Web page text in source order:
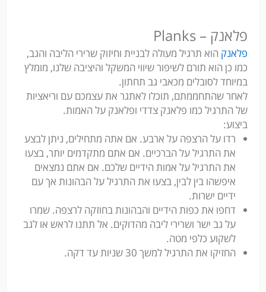
פלאנק – Planks
פלאנק הוא תרגיל מעולה לבניית וחיזוק שרירי הליבה והגב,
כמו כן הוא תורם לשיפור שיווי המשקל והיציבה שלנו, מומלץ
במיוחד לסובלים מכאבי גב תחתון.
לאחר שהתחממתם, תוכלו לאתגר את עצמכם עם וריאציות
של התרגיל כמו פלאנק צדדי ופלאנק על האמות.
ביצוע:
רדו על הרצפה על ארבע. אם אתה מתחילים, ניתן לבצע
את התרגיל על הברכיים. אם אתם מתקדמים יותר, בצעו
את התרגיל על אמות הידיים שלכם. אם אתם נמצאים
איפשהו בין לבין, בצעו את התרגיל על הבהונות אך עם
ידיים ישרות.
דחפו את כפות הידיים והבהונות בחוזקה לרצפה. שמרו
על גב ישר ושרירי ליבה מהדוקים. אל תתנו לראש או לגב
לשקוע כלפי מטה.
החזיקו את התרגיל למשך 30 שניות עד דקה.